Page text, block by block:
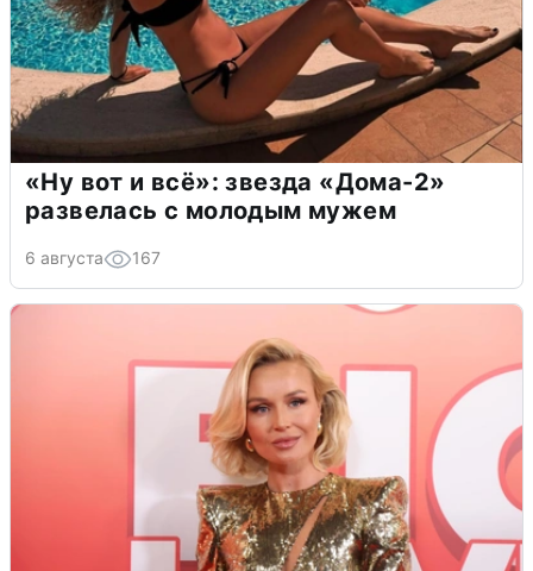
«Ну вот и всё»: звезда «Дома-2»
развелась с молодым мужем
6 августа 167